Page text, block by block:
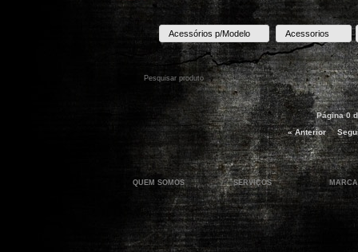
Acessórios p/Modelo Acessorios
Página 0
« Anterior
QUEM SOMOS SERVIÇOS